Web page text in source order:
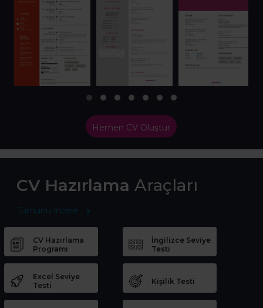
Hemen CV Oluştur
CV Hazırlama Araçları
Tümünü İncele
CV Hazırlama
Programı
İngilizce Seviye
Testi
Excel Seviye
Testi
Kişilik Testi